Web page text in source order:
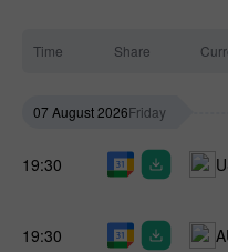
Time Share
07 August 2026Friday
19:30
19:30